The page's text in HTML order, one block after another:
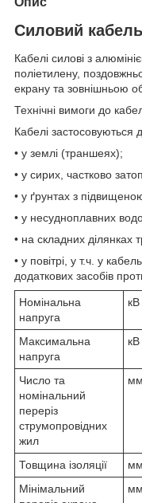
Силовий
Кабелі силові з
поліетилену,
екрану та зовнішньою
Технічні вимоги до
Кабелі застосовуються
• у землі (траншеях);
• у сирих, частково
• у ґрунтах з
• у несудноплавних
• на складних ділянках
• у повітрі, у т.ч. у
додаткових засобів
Номінальна
напруга
кВ
Максимальна
напруга
кВ
Число та
номінальний
переріз
струмопровідних
жил
мм
Товщина ізоляції мм
Мінімальний
мм